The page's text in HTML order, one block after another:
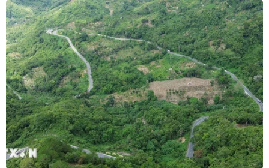
đối với khách hàng cá nhân (bao gồm cá nhân,
hộ gia đình vay để mua, thuê, thuê mua nhà ở;
xây dựng mới, cải tạo sửa chữa lại nhà ở của
mình); đẩy mạnh công tác truyền thông, kịp
thời trả lời vướng mắc của doanh nghiệp, người
dân...
Đặc biệt từ đầu năm 2015 đến nay, Ngân hàng
Nhà nước đã tăng cường công tác truyền thông
về thời điểm kết thúc giải ngân tái cấp vốn đã